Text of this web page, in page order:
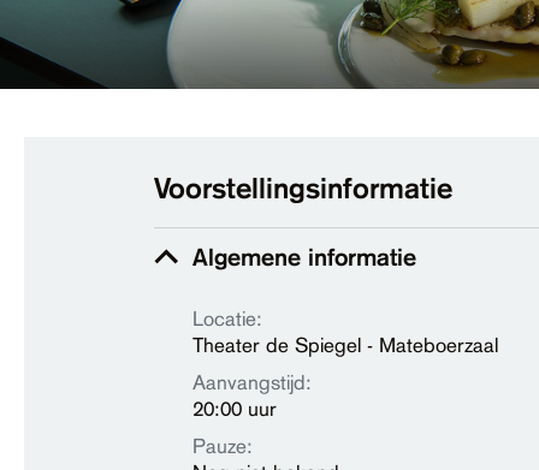
Voorstellingsinformatie
Algemene informatie
Locatie:
Theater de Spiegel - Mateboerzaal
Aanvangstijd:
20:00 uur
Pauze: